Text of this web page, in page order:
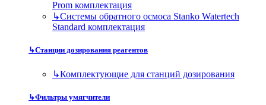
Prom комплектация
↳Системы обратного осмоса Stanko Watertech
Standard комплектация
↳Станции дозирования реагентов
↳Комплектующие для станций дозирования
↳Фильтры умягчители